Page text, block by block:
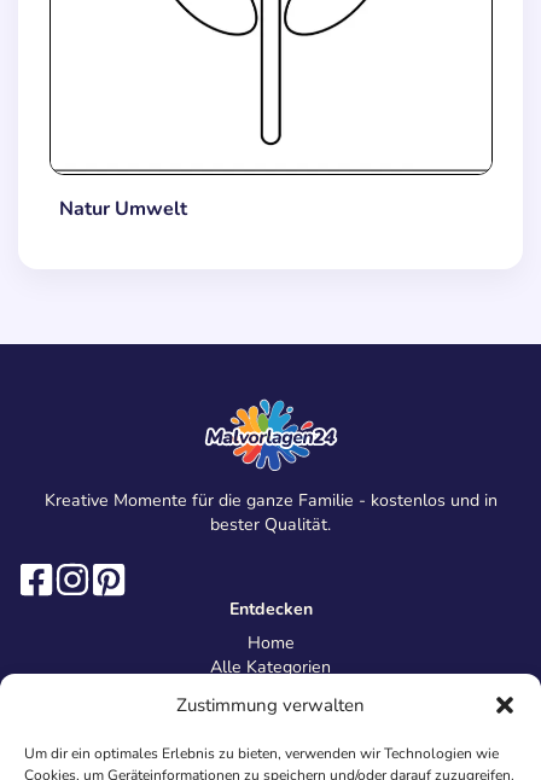
Zustimmung verwalten
Um dir ein optimales Erlebnis zu bieten, verwenden wir Technologien wie
Cookies, um Geräteinformationen zu speichern und/oder darauf zuzugreifen.
Natur Umwelt
Kreative Momente für die ganze Familie - kostenlos und in
bester Qualität.
Entdecken
Home
Alle Kategorien
Information
Über uns
Kontakt